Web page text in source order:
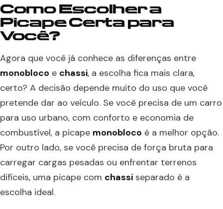
Como Escolher a
Picape Certa para
Você?
Agora que você já conhece as diferenças entre
monobloco e chassi, a escolha fica mais clara,
certo? A decisão depende muito do uso que você
pretende dar ao veículo. Se você precisa de um carro
para uso urbano, com conforto e economia de
combustível, a picape monobloco é a melhor opção.
Por outro lado, se você precisa de força bruta para
carregar cargas pesadas ou enfrentar terrenos
difíceis, uma picape com chassi separado é a
escolha ideal.